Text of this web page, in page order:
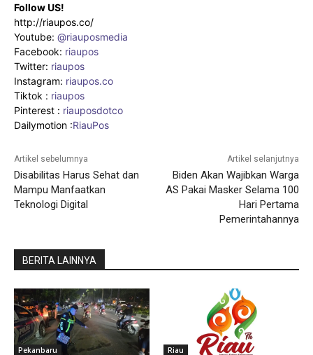
Follow US!
http://riaupos.co/
Youtube: @riauposmedia
Facebook: riaupos
Twitter: riaupos
Instagram: riaupos.co
Tiktok : riaupos
Pinterest : riauposdotco
Dailymotion :RiauPos
Artikel sebelumnya
Disabilitas Harus Sehat dan
Mampu Manfaatkan
Teknologi Digital
Artikel selanjutnya
Biden Akan Wajibkan Warga
AS Pakai Masker Selama 100
Hari Pertama
Pemerintahannya
BERITA LAINNYA
Pekanbaru Riau